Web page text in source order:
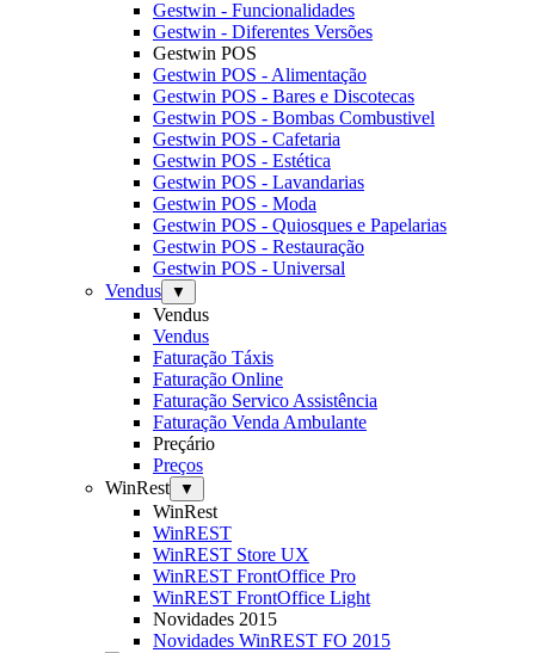
Gestwin - Funcionalidades
Gestwin - Diferentes Versões
Gestwin POS
Gestwin POS - Alimentação
Gestwin POS - Bares e Discotecas
Gestwin POS - Bombas Combustivel
Gestwin POS - Cafetaria
Gestwin POS - Estética
Gestwin POS - Lavandarias
Gestwin POS - Moda
Gestwin POS - Quiosques e Papelarias
Gestwin POS - Restauração
Gestwin POS - Universal
Vendus
▼
Vendus
Vendus
Faturação Táxis
Faturação Online
Faturação Servico Assistência
Faturação Venda Ambulante
Preçário
Preços
WinRest
▼
WinRest
WinREST
WinREST Store UX
WinREST FrontOffice Pro
WinREST FrontOffice Light
Novidades 2015
Novidades WinREST FO 2015